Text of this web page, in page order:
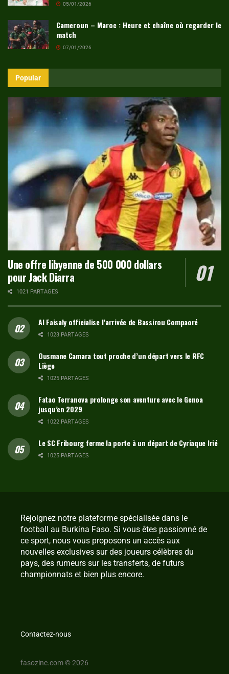
05/01/2026
Cameroun – Maroc : Heure et chaîne où regarder le
match
07/01/2026
Popular
Une offre libyenne de 500 000 dollars
pour Jack Diarra
1021 PARTAGES
Al Faisaly officialise l’arrivée de Bassirou Compaoré
1023 PARTAGES
Ousmane Camara tout proche d’un départ vers le RFC
Liège
1025 PARTAGES
Fatao Terranova prolonge son aventure avec le Genoa
jusqu’en 2029
1022 PARTAGES
Le SC Fribourg ferme la porte à un départ de Cyriaque Irié
1025 PARTAGES
Rejoignez notre plateforme spécialisée dans le
football au Burkina Faso. Si vous êtes passionné de
ce sport, nous vous proposons un accès aux
nouvelles exclusives sur des joueurs célèbres du
pays, des rumeurs sur les transferts, de futurs
championnats et bien plus encore.
Contactez-nous
fasozine.com © 2026